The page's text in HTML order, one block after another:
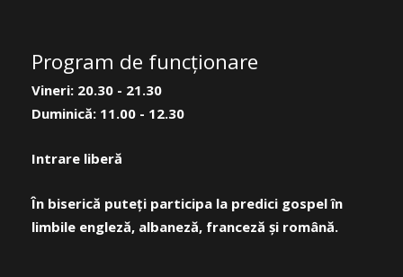
Program de funcţionare
Vineri: 20.30 - 21.30
Duminică: 11.00 - 12.30
Intrare liberă
În biserică puteți participa la predici gospel în
limbile engleză, albaneză, franceză și română.